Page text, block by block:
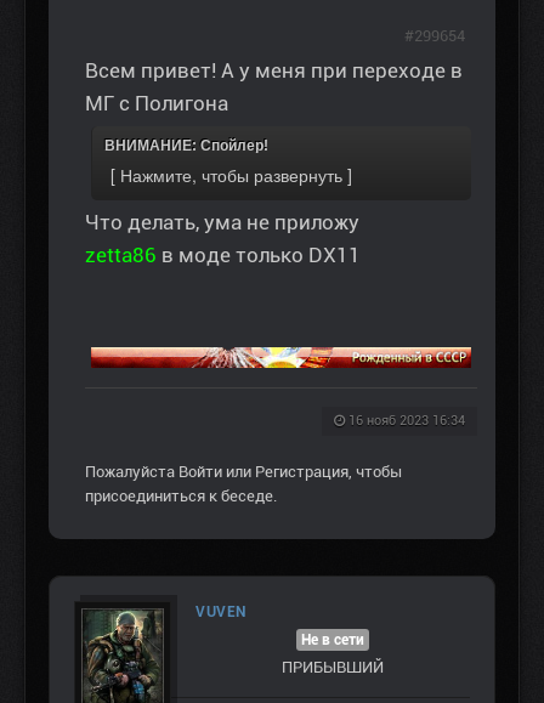
Всем привет! А у меня при переходе в
МГ с Полигона
ВНИМАНИЕ: Спойлер!
Что делать, ума не приложу
zetta86 в моде только DX11
16 нояб 2023 16:34
#299654
Пожалуйста Войти или Регистрация, чтобы
присоединиться к беседе.
VUVEN
Не в сети
ПРИБЫВШИЙ